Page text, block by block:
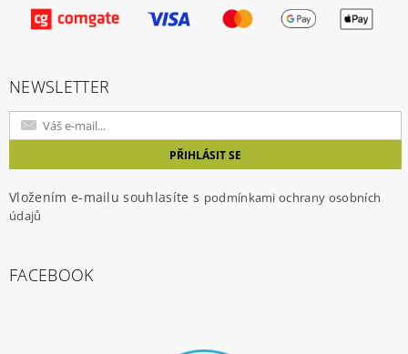
Vložením hodnocení souhlasíte spodmínkami
ochrany osobních údajů
NEWSLETTER
Vložením e-mailu souhlasíte s podmínkami ochrany osobních
údajů
FACEBOOK